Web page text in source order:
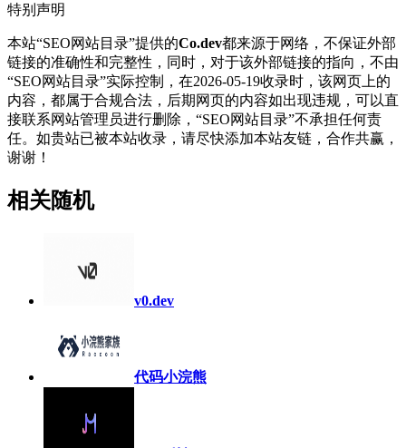
特别声明
本站“SEO网站目录”提供的Co.dev都来源于网络，不保证外部
链接的准确性和完整性，同时，对于该外部链接的指向，不由
“SEO网站目录”实际控制，在2026-05-19收录时，该网页上的
内容，都属于合规合法，后期网页的内容如出现违规，可以直
接联系网站管理员进行删除，“SEO网站目录”不承担任何责
任。如贵站已被本站收录，请尽快添加本站友链，合作共赢，
谢谢！
相关随机
v0.dev
代码小浣熊